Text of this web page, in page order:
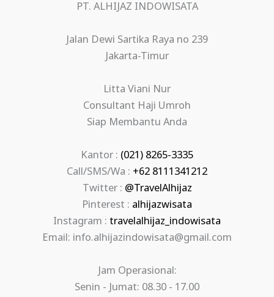
PT. ALHIJAZ INDOWISATA
Jalan Dewi Sartika Raya no 239
Jakarta-Timur
Litta Viani Nur
Consultant Haji Umroh
Siap Membantu Anda
Kantor : (021) 8265-3335
Call/SMS/Wa : +62 8111341212
Twitter : @TravelAlhijaz
Pinterest : alhijazwisata
Instagram : travelalhijaz_indowisata
Email: info.alhijazindowisata@gmail.com
Jam Operasional:
Senin - Jumat: 08.30 - 17.00